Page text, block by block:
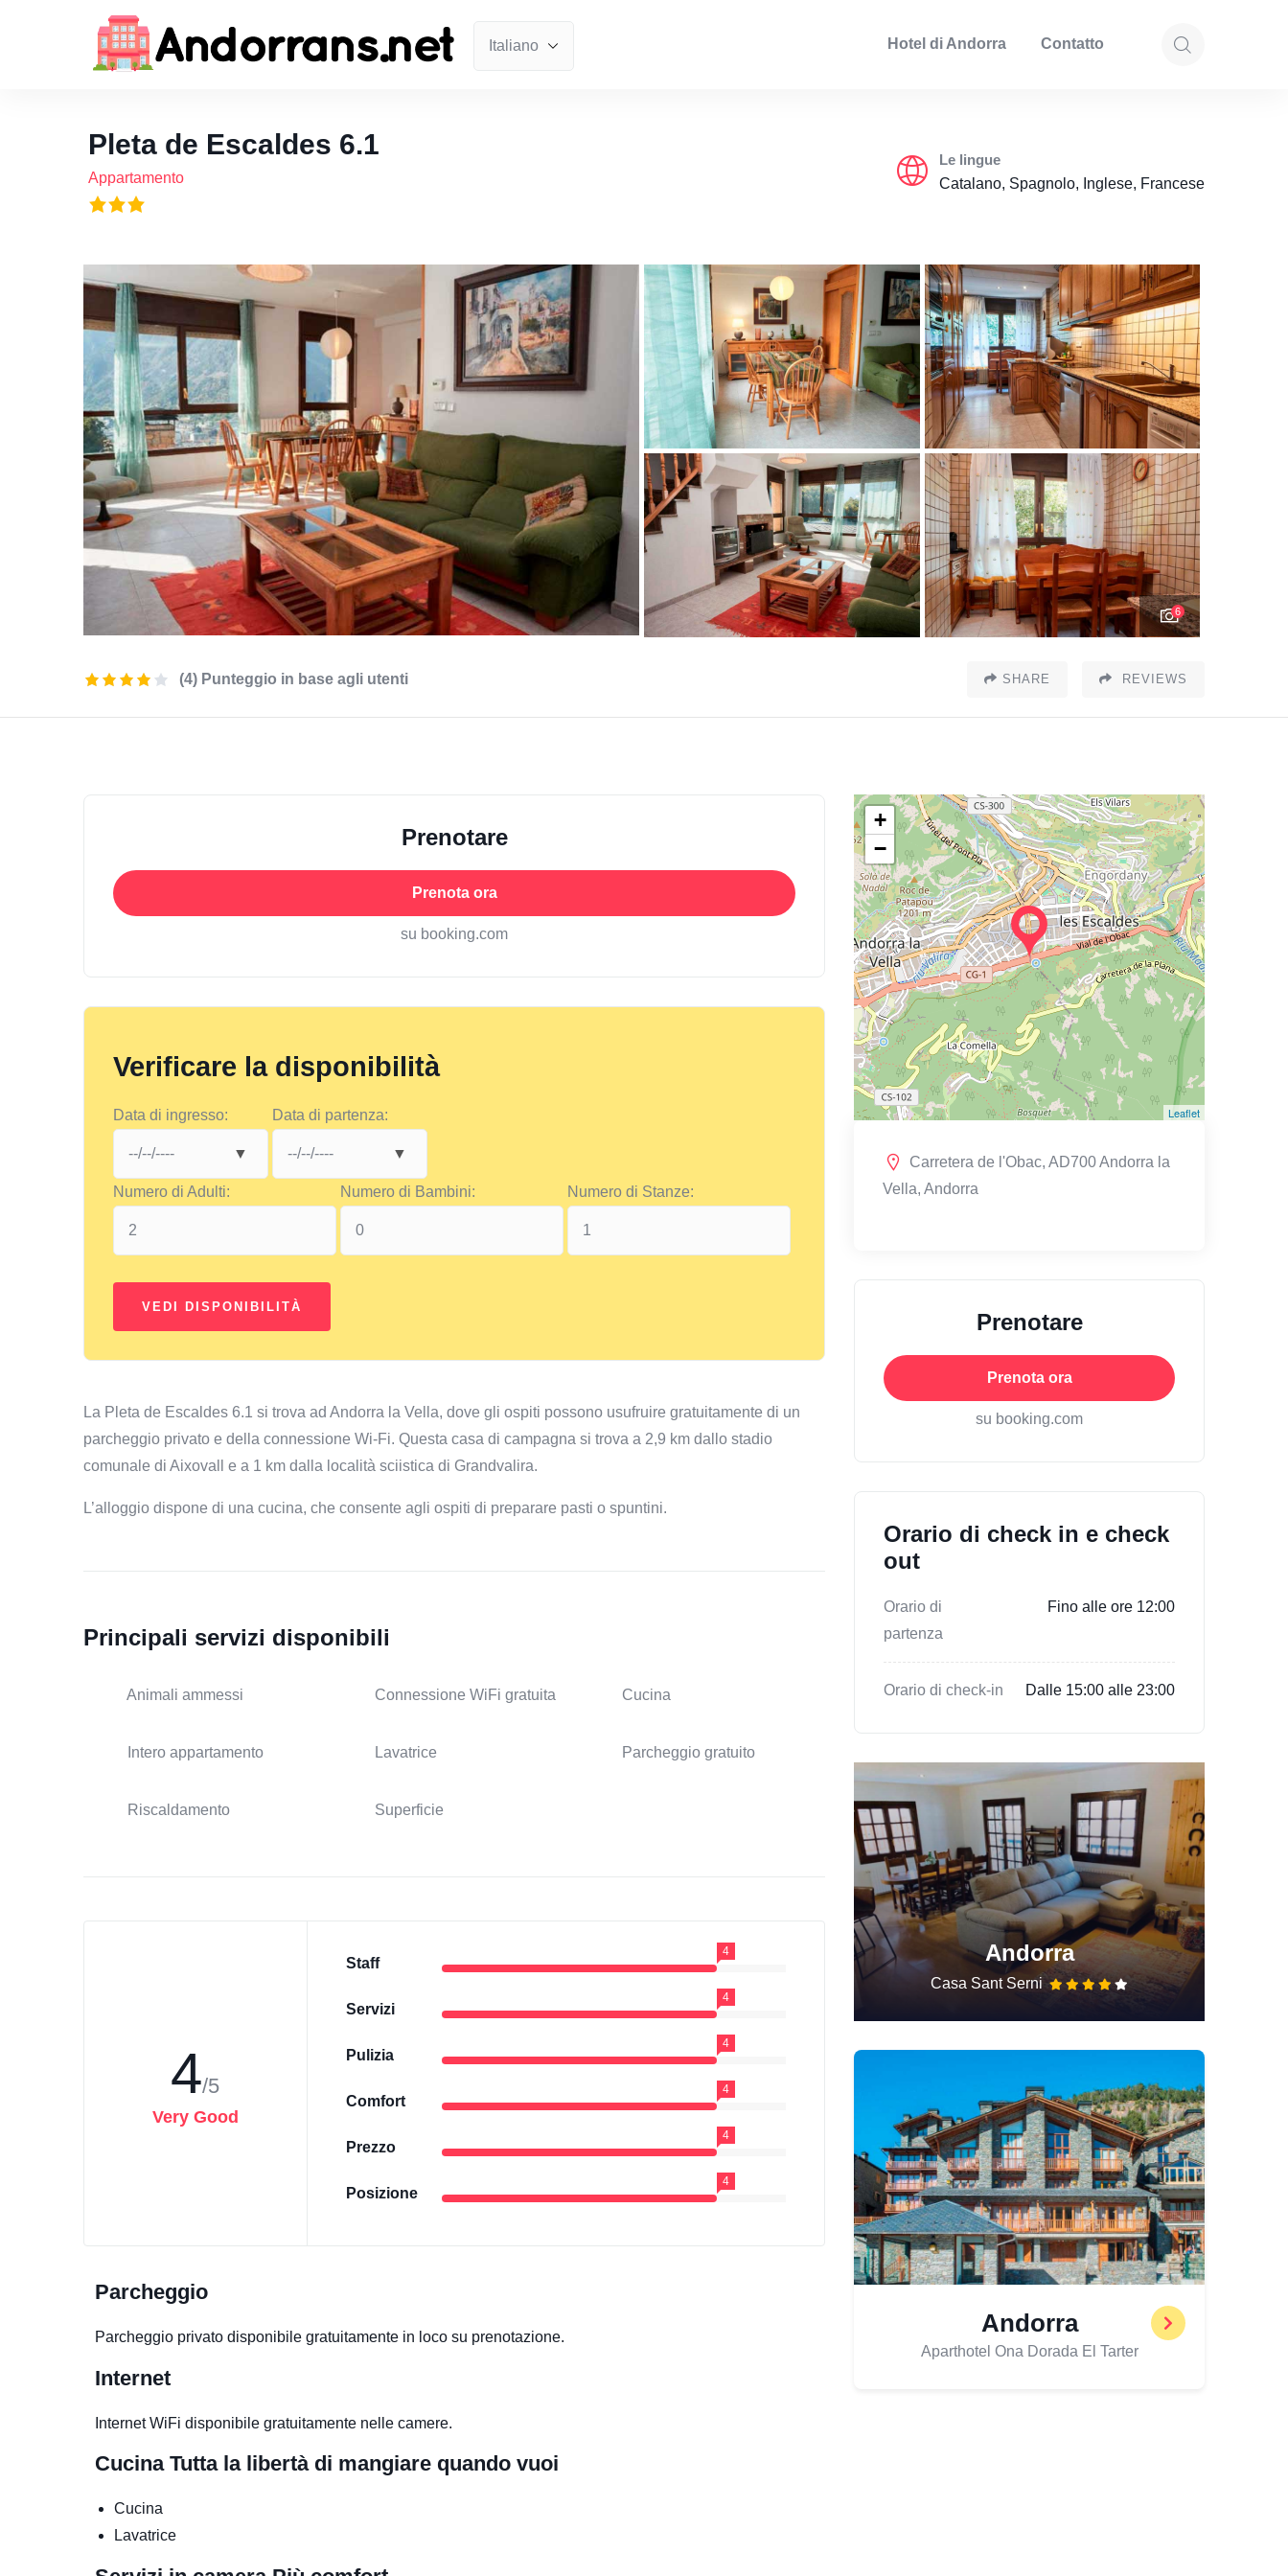
Hotel di Andorra Contatto
Pleta de Escaldes 6.1
Appartamento
Le lingue
Catalano, Spagnolo, Inglese, Francese
6
(4) Punteggio in base agli utenti SHARE REVIEWS
Prenotare
Prenota ora
su booking.com
Verificare la disponibilità
Data di ingresso: Data di partenza:
Numero di Adulti: Numero di Bambini: Numero di Stanze:
La Pleta de Escaldes 6.1 si trova ad Andorra la Vella, dove gli ospiti possono usufruire gratuitamente di un
parcheggio privato e della connessione Wi-Fi. Questa casa di campagna si trova a 2,9 km dallo stadio
comunale di Aixovall e a 1 km dalla località sciistica di Grandvalira.
L’alloggio dispone di una cucina, che consente agli ospiti di preparare pasti o spuntini.
Principali servizi disponibili
Animali ammessi Connessione WiFi gratuita Cucina
Intero appartamento Lavatrice Parcheggio gratuito
Riscaldamento Superficie
4/5
Very Good
Staff
4
Servizi
4
Pulizia
4
Comfort
4
Prezzo
4
Posizione
4
Parcheggio
Parcheggio privato disponibile gratuitamente in loco su prenotazione.
Internet
Internet WiFi disponibile gratuitamente nelle camere.
Cucina Tutta la libertà di mangiare quando vuoi
Cucina
Lavatrice
+
−
Leaflet
Carretera de l'Obac, AD700 Andorra la
Vella, Andorra
Prenotare
Prenota ora
su booking.com
Orario di check in e check
out
Orario di
partenza
Fino alle ore 12:00
Orario di check-in Dalle 15:00 alle 23:00
Andorra
Casa Sant Serni
Andorra
Aparthotel Ona Dorada El Tarter